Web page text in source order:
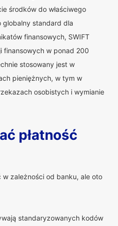
środków do właściwego
globalny standard dla
finansowych, SWIFT
finansowych w ponad 200
stosowany jest w
pieniężnych, w tym w
osobistych i wymianie
płatność
w zależności od banku, ale oto
standaryzowanych kodów